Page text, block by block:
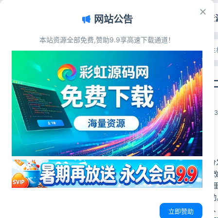
源码资
首页>源码资源>域名主
迅风DNS Pro
彩虹源码网
2026-06-21
源码简介
迅风DNS Pro域名
1、域名解析：增删
2、多平台接入：阿
DNS等，由插件驱
3、配置管理：站
文章目录
源码简介
源码展示
源码下载
网站公告
本站资源全部免费,赞助9.9享高速下载通道！
立即赞助